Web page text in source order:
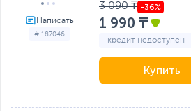
# 187046
3 090 ₸
1 990 ₸
кредит недоступен
Купить